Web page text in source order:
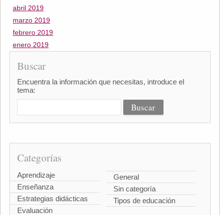
abril 2019
marzo 2019
febrero 2019
enero 2019
Buscar
Encuentra la información que necesitas, introduce el
tema:
Categorías
Aprendizaje
Enseñanza
Estrategias didácticas
Evaluación
General
Sin categoría
Tipos de educación